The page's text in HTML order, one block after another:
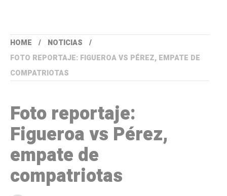
HOME
NOTICIAS
FOTO REPORTAJE: FIGUEROA VS PÉREZ, EMPATE DE
COMPATRIOTAS
Foto reportaje:
Figueroa vs Pérez,
empate de
compatriotas